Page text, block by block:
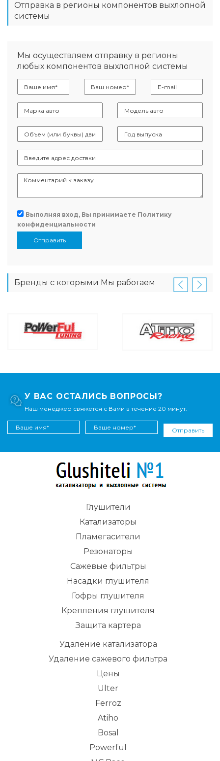
Отправка в регионы компонентов выхлопной
системы
Мы осуществляем отправку в регионы
любых компонентов выхлопной системы
Выполняя вход, Вы принимаете Политику
конфиденциальности
Отправить
Бренды с которыми Мы работаем
У ВАС ОСТАЛИСЬ ВОПРОСЫ?
Наш менеджер свяжется с Вами в течение 20 минут.
Отправить
Глушители
Катализаторы
Пламегасители
Резонаторы
Сажевые фильтры
Насадки глушителя
Гофры глушителя
Крепления глушителя
Защита картера
Удаление катализатора
Удаление сажевого фильтра
Цены
Ulter
Ferroz
Atiho
Bosal
Powerful